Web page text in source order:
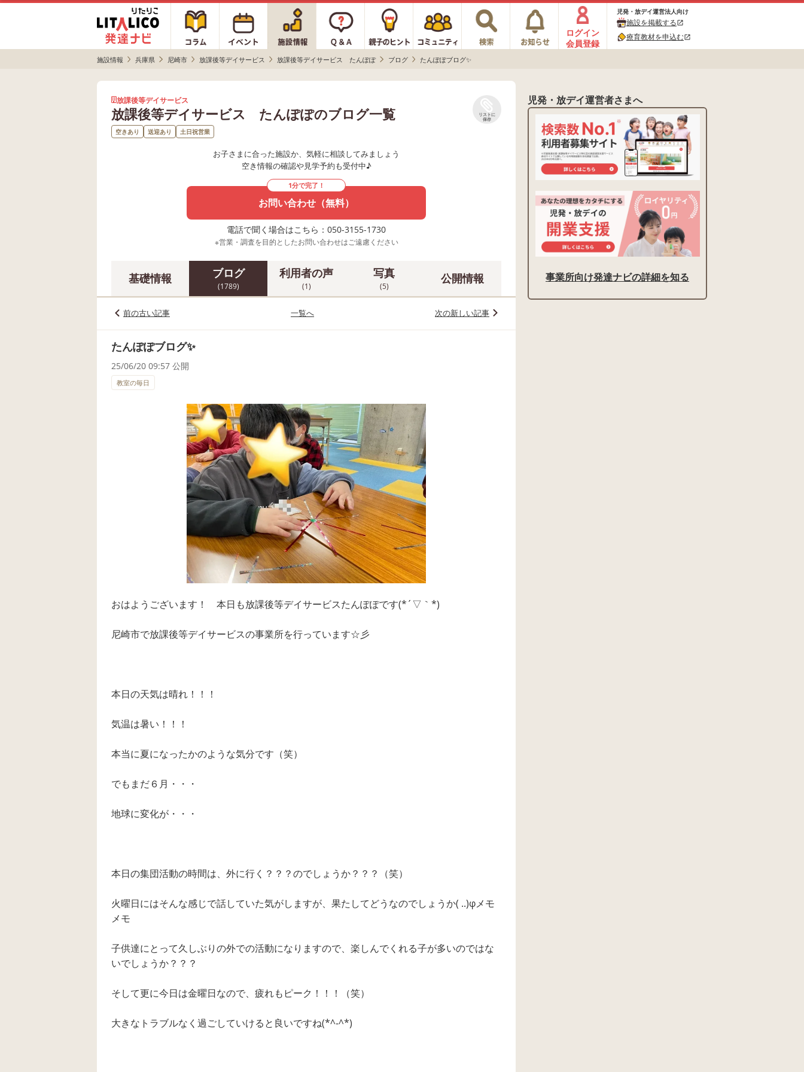
ログイン
会員登録
児発・放デイ運営法人向け
施設を掲載するopen_in_new
療育教材を申込むopen_in_new
施設情報 兵庫県 尼崎市 放課後等デイサービス 放課後等デイサービス たんぽぽ ブログ たんぽぽブログ✨
放課後等デイサービス
放課後等デイサービス たんぽぽのブログ一覧
リストに
保存
空きあり 送迎あり 土日祝営業
お子さまに合った施設か、気軽に相談してみましょう
空き情報の確認や見学予約も受付中♪
1分で完了！
お問い合わせ（無料）
電話で聞く場合はこちら：050-3155-1730
※営業・調査を目的としたお問い合わせはご遠慮ください
基礎情報 ブログ
(1789)
利用者の声
(1)
写真
(5)
公開情報
前の古い記事 一覧へ 次の新しい記事
たんぽぽブログ✨
25/06/20 09:57 公開
教室の毎日
おはようございます！ 本日も放課後等デイサービスたんぽぽです(*´▽｀*)
尼崎市で放課後等デイサービスの事業所を行っています☆彡
本日の天気は晴れ！！！
気温は暑い！！！
本当に夏になったかのような気分です（笑）
でもまだ６月・・・
地球に変化が・・・
本日の集団活動の時間は、外に行く？？？のでしょうか？？？（笑）
火曜日にはそんな感じで話していた気がしますが、果たしてどうなのでしょうか( ..)φメモ
メモ
子供達にとって久しぶりの外での活動になりますので、楽しんでくれる子が多いのではな
いでしょうか？？？
そして更に今日は金曜日なので、疲れもピーク！！！（笑）
大きなトラブルなく過ごしていけると良いですね(*^-^*)
児発・放デイ運営者さまへ
事業所向け発達ナビの詳細を知る